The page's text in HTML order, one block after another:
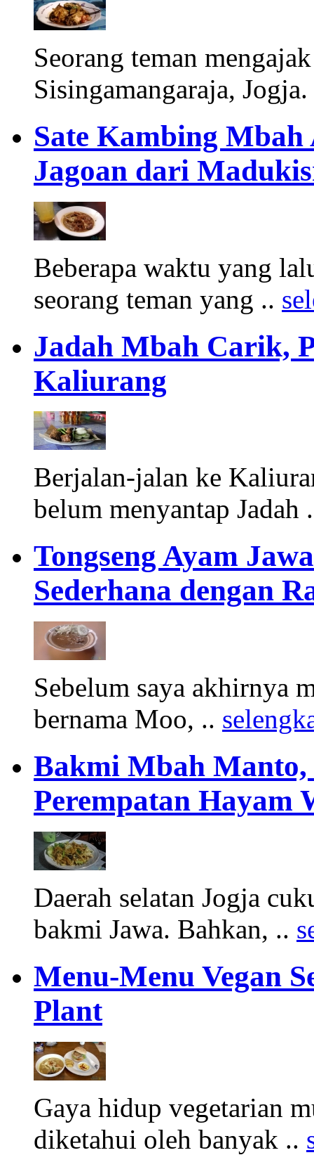
Seorang teman
Sisingamangaraja,
Sate Kambing
Jagoan dari
Beberapa waktu yang
seorang teman yang ..
Jadah Mbah Carik,
Kaliurang
Berjalan-jalan ke
belum menyantap Jadah
Tongseng Ayam
Sederhana dengan
Sebelum saya akhirnya
bernama Moo, ..
Bakmi Mbah
Perempatan Hayam
Daerah selatan Jogja
bakmi Jawa. Bahkan, ..
Menu-Menu Vegan
Plant
Gaya hidup vegetarian
diketahui oleh banyak ..